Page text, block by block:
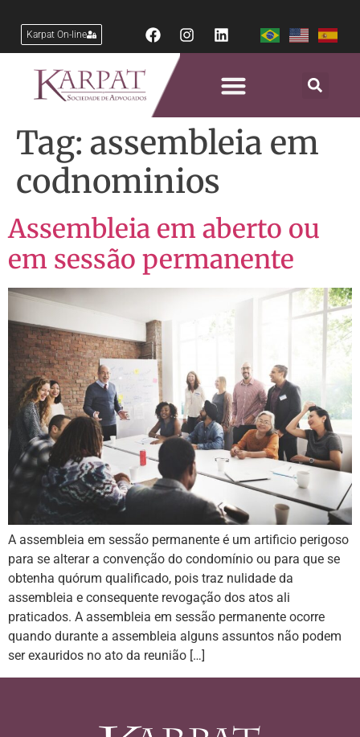
Karpat On-line
Tag: assembleia em
codnominios
Assembleia em aberto ou
em sessão permanente
A assembleia em sessão permanente é um artificio perigoso
para se alterar a convenção do condomínio ou para que se
obtenha quórum qualificado, pois traz nulidade da
assembleia e consequente revogação dos atos ali
praticados. A assembleia em sessão permanente ocorre
quando durante a assembleia alguns assuntos não podem
ser exauridos no ato da reunião […]